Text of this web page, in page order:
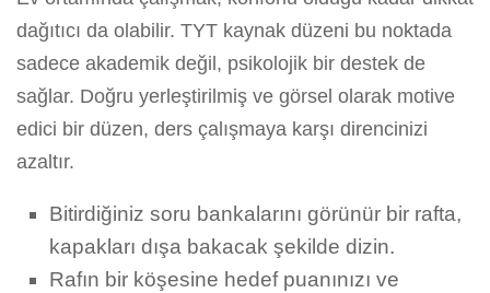
dağıtıcı da olabilir. TYT kaynak düzeni bu noktada
sadece akademik değil, psikolojik bir destek de
sağlar. Doğru yerleştirilmiş ve görsel olarak motive
edici bir düzen, ders çalışmaya karşı direncinizi
azaltır.
Bitirdiğiniz soru bankalarını görünür bir rafta,
kapakları dışa bakacak şekilde dizin.
Rafın bir köşesine hedef puanınızı ve